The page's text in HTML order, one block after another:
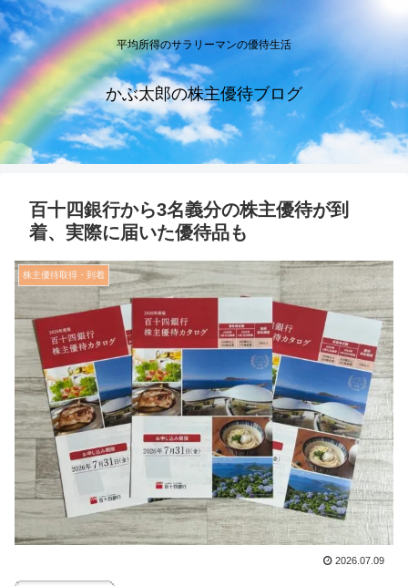
平均所得のサラリーマンの優待生活
かぶ太郎の株主優待ブログ
百十四銀行から3名義分の株主優待が到
着、実際に届いた優待品も
株主優待取得・到着
2026.07.09